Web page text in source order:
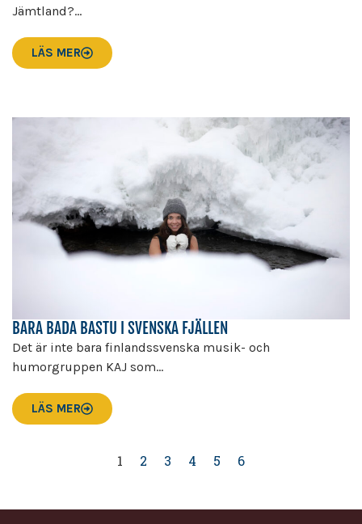
Jämtland?...
LÄS MER
BARA BADA BASTU I SVENSKA FJÄLLEN
Det är inte bara finlandssvenska musik- och
humorgruppen KAJ som...
LÄS MER
1 2 3 4 5 6